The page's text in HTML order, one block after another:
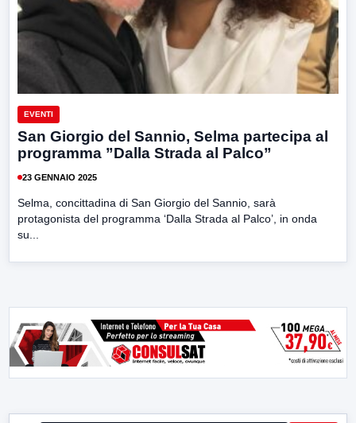
EVENTI
San Giorgio del Sannio, Selma partecipa al
programma ”Dalla Strada al Palco”
23 GENNAIO 2025
Selma, concittadina di San Giorgio del Sannio, sarà
protagonista del programma ‘Dalla Strada al Palco’, in onda
su...